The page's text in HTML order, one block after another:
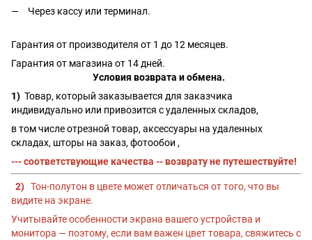
Через кассу или терминал.
Гарантия от производителя от 1 до 12 месяцев.
Гарантия от магазина от 14 дней.
Условия возврата и обмена.
1) Товар, который заказывается для заказчика
индивидуально или привозится с удаленных складов,
в том числе отрезной товар, аксессуары на удаленных
складах, шторы на заказ, фотообои ,
--- соответствующие качества -- возврату не путешествуйте!
2) Тон-полутон в цвете может отличаться от того, что вы
видите на экране.
Учитывайте особенности экрана вашего устройства и
монитора — поэтому, если вам важен цвет товара, свяжитесь с